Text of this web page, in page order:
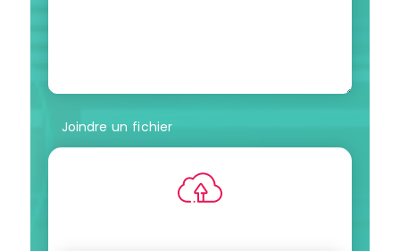
Joindre un fichier